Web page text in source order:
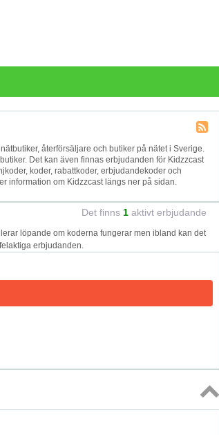
Tagg
återförsäljare och butiker på nätet i Sverige.
Det kan även finnas erbjudanden för Kidzzcast
koder, rabattkoder, erbjudandekoder och
information om Kidzzcast längs ner på sidan.
Det finns 1 aktivt erbjudande
löpande om koderna fungerar men ibland kan det
erbjudanden.
Topp